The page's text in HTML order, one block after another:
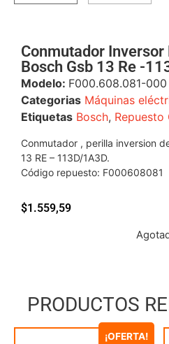
Conmutador Inversor
Bosch Gsb 13 Re -
Modelo: F000.608.081-000
Categorias Máquinas
Etiquetas Bosch, Repuesto
Conmutador , perilla inversion
13 RE – 113D/1A3D.
Código repuesto: F000608081
$1.559,59
PRODUCTOS
¡OFERTA!